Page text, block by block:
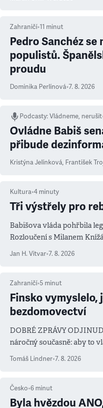
Zahraničí•11 minut
Pedro Sanchéz se
populistů.
proudu
Dominika Perlínová•7. 8. 2026
Podcasty:Vládneme, nerušit
Ovládne Babiš
přibude
Kristýna Jelínková, František
Kultura•4 minuty
Tři výstřely pro
Babišova vláda pohřbila
Rozloučení s Milanem
salvy i kritika pokrokářů
Jan H. Vitvar•7. 8. 2026
Zahraničí•5 minut
Finsko vymyslelo,
bezdomovectví
DOBRÉ ZPRÁVY
náročný současně: aby to
prioritu
Tomáš Lindner•7. 8. 2026
Česko•6 minut
Byla hvězdou